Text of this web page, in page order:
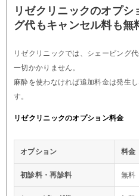
リゼクリニックのオプ
グ代もキャンセル料も無
リゼクリニックでは、シェービング
一切かかりません。
麻酔を使わなければ追加料金は発生
す。
リゼクリニックのオプション料金
オプション 料金
初診料・再診料 無料